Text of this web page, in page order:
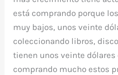
está comprando porque
muy bajos, unos veinte
coleccionando libros,
tienen unos veinte
comprando mucho estos